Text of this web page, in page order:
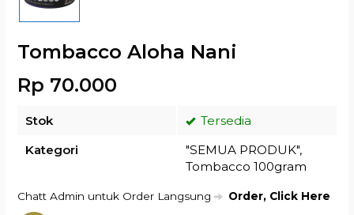
Tombacco Aloha Nani
Rp 70.000
Stok
Tersedia
Kategori
"SEMUA PRODUK",
Tombacco 100gram
Chatt Admin untuk Order Langsung Order, Click Here